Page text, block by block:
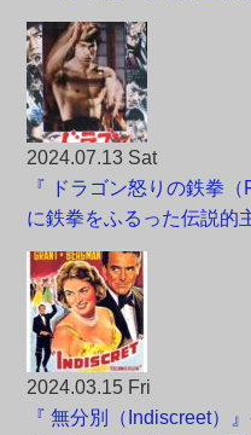
2024.07.13 Sat
『 ドラゴン怒りの鉄拳
に鉄拳をふるった伝説的
2024.03.15 Fri
『 無分別（Indiscreet）